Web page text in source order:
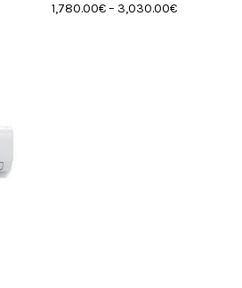
1,780.00€– 3,030.00€